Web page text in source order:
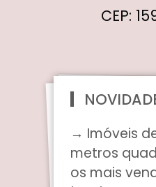
CEP:
→ Imóveis
metros
os mais